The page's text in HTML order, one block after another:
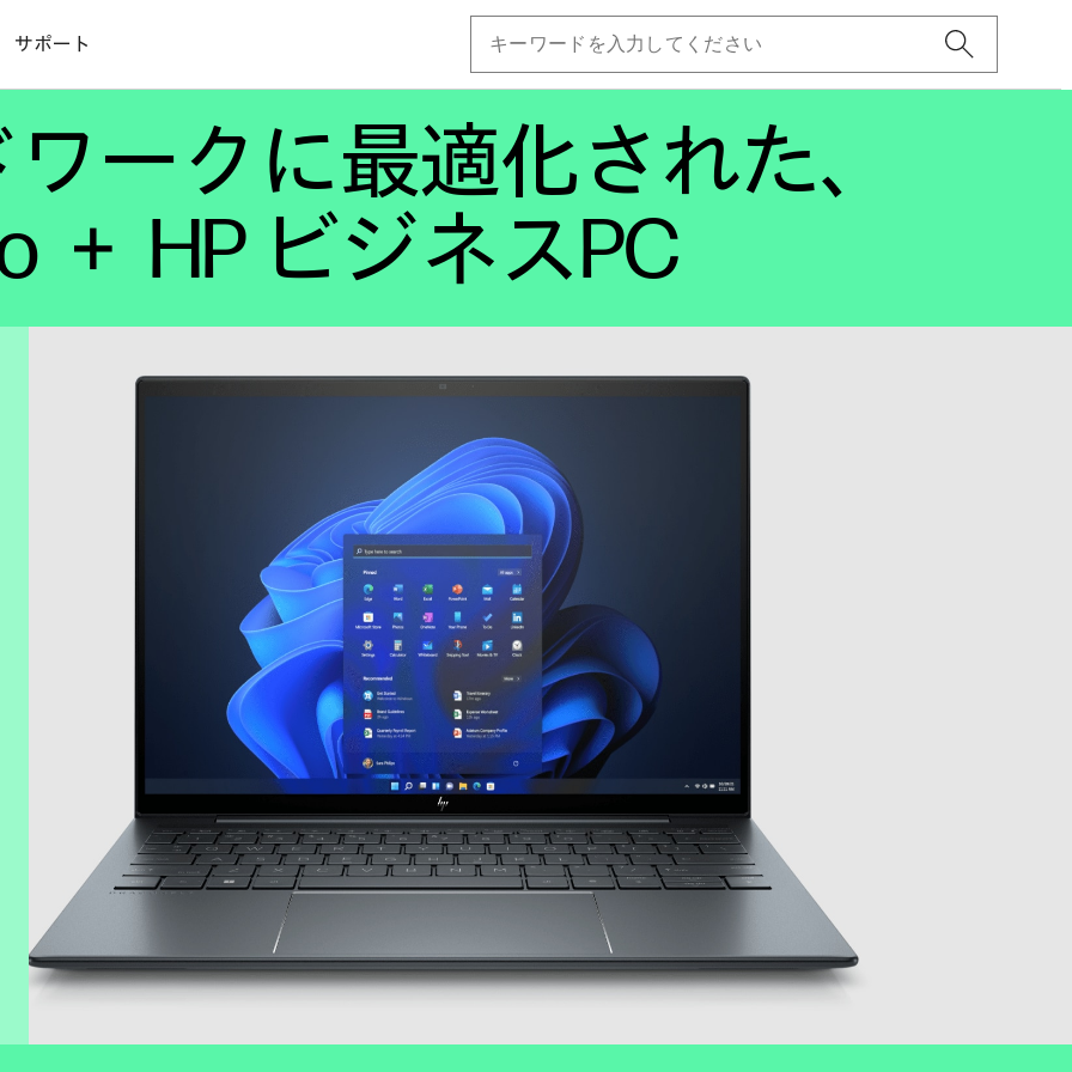
サポート
ークに最適化された、
＋ HP ビジネスPC